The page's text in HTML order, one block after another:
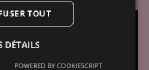
TOUT
DÉTAILS
POWERED BY COOKIESCRIPT